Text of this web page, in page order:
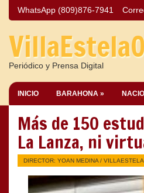
WhatsApp (809)876-7941
Periódico y Prensa Digital
INICIO BARAHONA »
Más de 150
La Lanza, ni
DIRECTOR: YOAN MEDINA /